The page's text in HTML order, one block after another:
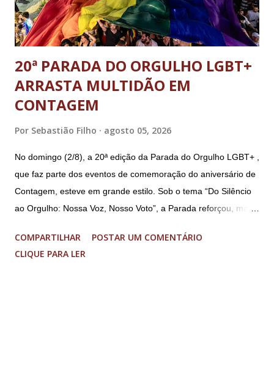
20ª PARADA DO ORGULHO LGBT+
ARRASTA MULTIDÃO EM
CONTAGEM
Por Sebastião Filho agosto 05, 2026
No domingo (2/8), a 20ª edição da Parada do Orgulho LGBT+ ,
que faz parte dos eventos de comemoração do aniversário de
Contagem, esteve em grande estilo. Sob o tema “Do Silêncio
ao Orgulho: Nossa Voz, Nosso Voto”, a Parada reforçou, mais
município. A concentração foi na Praça da Glória, que estava
preparada com um palco e contou com diversos shows,
COMPARTILHAR
POSTAR UM COMENTÁRIO
CLIQUE PARA LER